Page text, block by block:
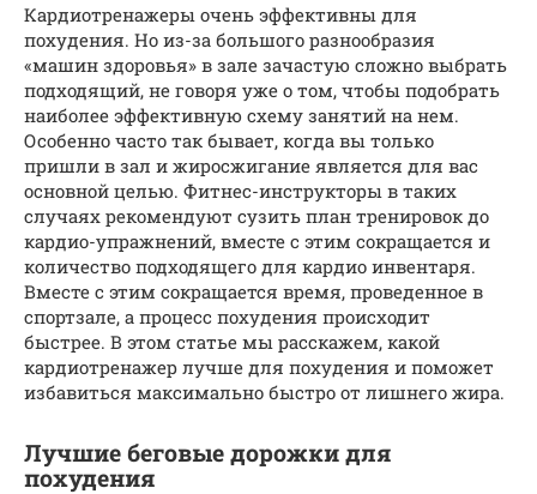
Кардиотренажеры очень эффективны для
похудения. Но из-за большого разнообразия
«машин здоровья» в зале зачастую сложно выбрать
подходящий, не говоря уже о том, чтобы подобрать
наиболее эффективную схему занятий на нем.
Особенно часто так бывает, когда вы только
пришли в зал и жиросжигание является для вас
основной целью. Фитнес-инструкторы в таких
случаях рекомендуют сузить план тренировок до
кардио-упражнений, вместе с этим сокращается и
количество подходящего для кардио инвентаря.
Вместе с этим сокращается время, проведенное в
спортзале, а процесс похудения происходит
быстрее. В этом статье мы расскажем, какой
кардиотренажер лучше для похудения и поможет
избавиться максимально быстро от лишнего жира.
Лучшие беговые дорожки для
похудения